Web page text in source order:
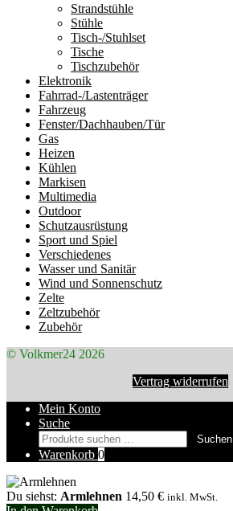
Strandstühle
Stühle
Tisch-/Stuhlset
Tische
Tischzubehör
Elektronik
Fahrrad-/Lastenträger
Fahrzeug
Fenster/Dachhauben/Tür
Gas
Heizen
Kühlen
Markisen
Multimedia
Outdoor
Schutzausrüstung
Sport und Spiel
Verschiedenes
Wasser und Sanitär
Wind und Sonnenschutz
Zelte
Zeltzubehör
Zubehör
© Volkmer24 2026
Vertrag widerrufen
Mein Konto
Suche
Suchen
nach:
Suchen
Warenkorb 0
Du siehst: Armlehnen 14,50 € inkl. MwSt.